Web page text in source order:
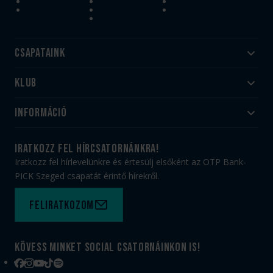
Csapataink
Felnőtt
Utánpótlás
Klub
#HandballFamily
Munkatársaink
PICK Aréna
Sajtóakkreditáció
Információ
Jegy- és bérletvásárlás
Webshop
Adatvédelem
Felhasználási feltételek
Kapcsolat
iratkozz fel hírcsatornánkra!
Iratkozz fel hírlevelünkre és értesülj elsőként az OTP Bank-
PICK Szeged csapatát érintő hírekről.
Feliratkozom
Kövess minket social csatornáinkon is!
Facebook
Instagram
YouTube
TikTokSpotify